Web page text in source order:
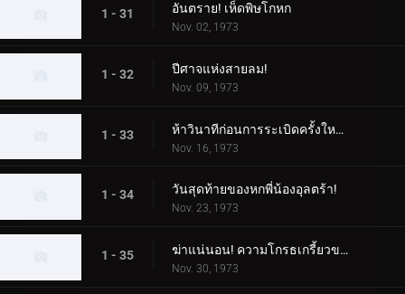
1 - 31 อันตราย! เห็ดพิษโกหก
Nov. 02, 1973
1 - 32 ปีศาจแห่งสายลม!
Nov. 09, 1973
1 - 33 ห้าวินาทีก่อนการระเบิดครั้งใหญ่ของดินแดนอุลตร้า!
Nov. 16, 1973
1 - 34 วันสุดท้ายของหกพี่น้องอุลตร้า!
Nov. 23, 1973
1 - 35 ฆ่าแน่นอน! ความโกรธเกรี้ยวของทาโร่!
Nov. 30, 1973